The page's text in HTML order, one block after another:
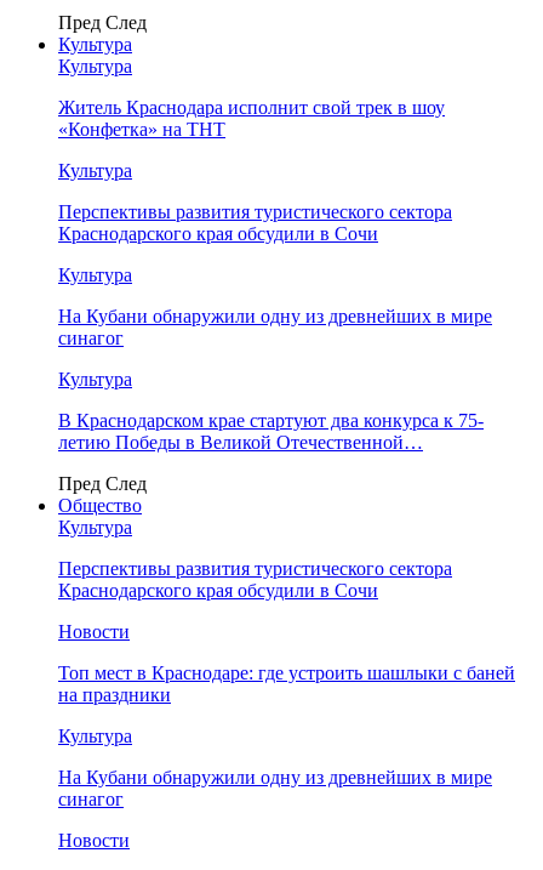
Пред След
Культура
Культура
Житель Краснодара исполнит свой трек в шоу
«Конфетка» на ТНТ
Культура
Перспективы развития туристического сектора
Краснодарского края обсудили в Сочи
Культура
На Кубани обнаружили одну из древнейших в мире
синагог
Культура
В Краснодарском крае стартуют два конкурса к 75-
летию Победы в Великой Отечественной…
Пред След
Общество
Культура
Перспективы развития туристического сектора
Краснодарского края обсудили в Сочи
Новости
Топ мест в Краснодаре: где устроить шашлыки с баней
на праздники
Культура
На Кубани обнаружили одну из древнейших в мире
синагог
Новости